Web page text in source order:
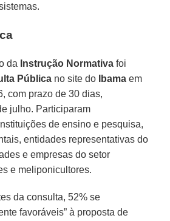
da Instrução Normativa foi
Pública no site do Ibama em
com prazo de 30 dias,
julho. Participaram
de ensino e pesquisa,
entidades representativas do
e empresas do setor
e meliponicultores.
da consulta, 52% se
favoráveis” à proposta de